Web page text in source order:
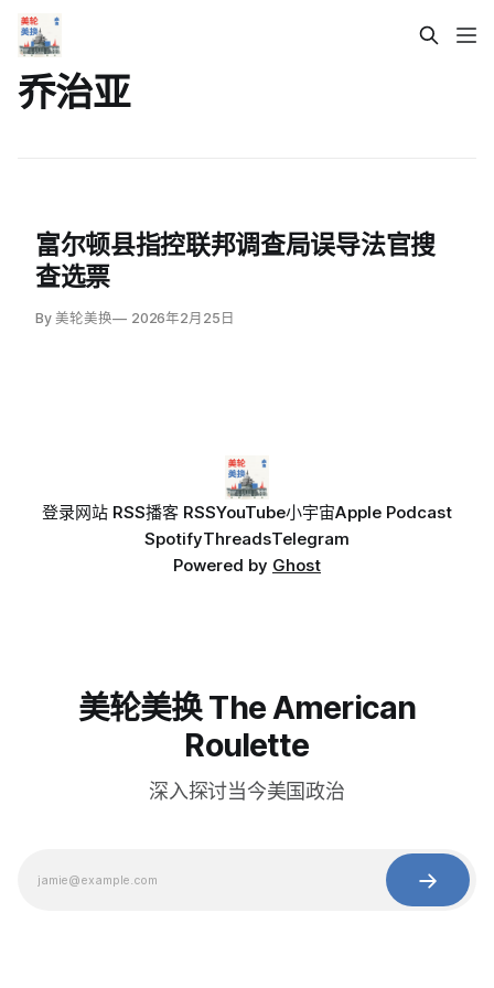
乔治亚
富尔顿县指控联邦调查局误导法官搜
查选票
By 美轮美换 2026年2月25日
登录网站 RSS播客 RSSYouTube小宇宙Apple Podcast
SpotifyThreadsTelegram
Powered by Ghost
美轮美换 The American
Roulette
深入探讨当今美国政治